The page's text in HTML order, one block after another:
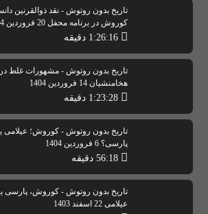
تاریخ بدون روتوش - نقد ذوالقرنین
کوروش در برنامه محفل 20 فروردین 1404
تاریخ بدون روتوش - مشهورات غلط
هخامنشیان 14 فروردین 1404
تاریخ بدون روتوش - کوروش؛ عیلامی
پارسی؟ 6 فروردین 1404
تاریخ بدون روتوش - کوروش، پارسی
عیلامی 22 اسفند 1403